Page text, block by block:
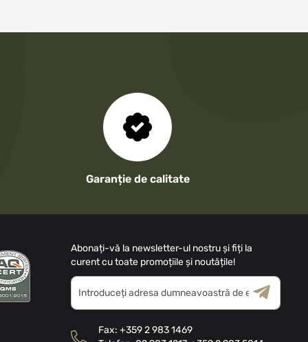
Garanție de calitate
Abonați-vă la newsletter-ul nostru și fiți la
curent cu toate promoțiile și noutățile!
Inscrieți-
vă
la
noastre
Termeni și
Condiții
Politica
de Confidențialitate
Fax:+359 2 983 1469